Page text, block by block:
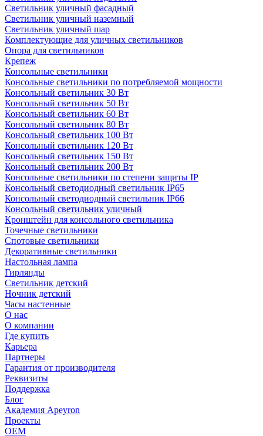
Светильник уличный фасадный
Светильник уличный наземный
Cветильник уличный шар
Комплектующие для уличных светильников
Опора для светильников
Крепеж
Консольные светильники
Консольные светильники по потребляемой мощности
Консольный светильник 30 Вт
Консольный светильник 50 Вт
Консольный светильник 60 Вт
Консольный светильник 80 Вт
Консольный светильник 100 Вт
Консольный светильник 120 Вт
Консольный светильник 150 Вт
Консольный светильник 200 Вт
Консольные светильники по степени защиты IP
Консольный светодиодный светильник IP65
Консольный светодиодный светильник IP66
Консольный светильник уличный
Кронштейн для консольного светильника
Точечные светильники
Спотовые светильники
Декоративные светильники
Настольная лампа
Гирлянды
Светильник детский
Ночник детский
Часы настенные
О нас
О компании
Где купить
Карьера
Партнеры
Гарантия от производителя
Реквизиты
Поддержка
Блог
Академия Apeyron
Проекты
ОЕМ